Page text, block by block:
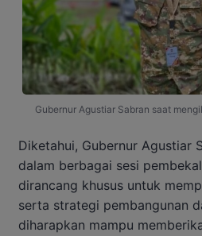
Gubernur Agustiar Sabran saat
Diketahui, Gubernur Agustiar
dalam berbagai sesi
dirancang khusus untuk
serta strategi pembangunan
diharapkan mampu